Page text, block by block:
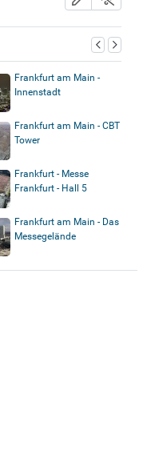
Frankfurt am Main -
Innenstadt
Frankfurt am Main - CBT
Tower
Frankfurt - Messe
Frankfurt - Hall 5
Frankfurt am Main - Das
Messegelände